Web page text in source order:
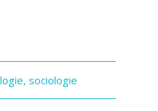
sociologie